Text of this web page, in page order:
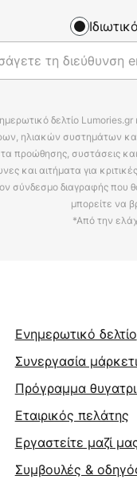
δελτίο
ηλιακών συστημάτων
προώθησης, συστάσεις
και αιτήματα για
σύνδεσμο διαγραφής που
μπορείτε να
*Από την
Ενημερωτικό δελτίο
Συνεργασία
Πρόγραμμα
Εταιρικός πελάτης
Εργαστείτε μαζί
Συμβουλές &